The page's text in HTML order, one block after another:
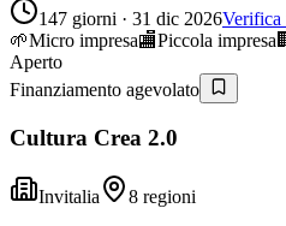
147 giorni · 31 dic 2026
🌱Micro impresa🏬Piccola impresa
Aperto
Finanziamento agevolato
Cultura Crea 2.0
Invitalia
8 regioni